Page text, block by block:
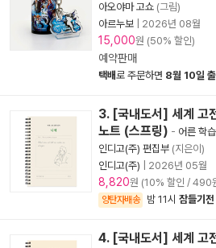
아오야마 고쇼 (그림)
아르누보
2026년 08월
15,000원 (50% 할인)
예약판매
택배로 주문하면 8월 10일
3. [국내도서] 세계 고
노트 (스프링) - 어른 학
인디고(주) 편집부 (지은이)
인디고(주)
2026년 05월
8,820원 (10% 할인 / 490
양탄자배송 밤 11시 잠들기
4. [국내도서] 세계 고